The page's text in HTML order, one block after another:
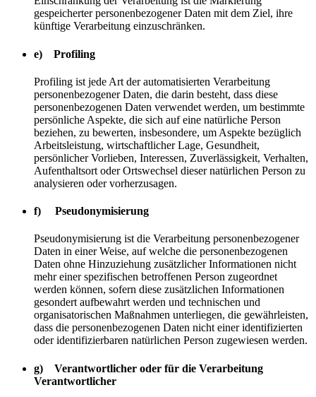
gespeicherter personenbezogener Daten mit dem Ziel, ihre
künftige Verarbeitung einzuschränken.
e) Profiling
Profiling ist jede Art der automatisierten Verarbeitung
personenbezogener Daten, die darin besteht, dass diese
personenbezogenen Daten verwendet werden, um bestimmte
persönliche Aspekte, die sich auf eine natürliche Person
beziehen, zu bewerten, insbesondere, um Aspekte bezüglich
Arbeitsleistung, wirtschaftlicher Lage, Gesundheit,
persönlicher Vorlieben, Interessen, Zuverlässigkeit, Verhalten,
Aufenthaltsort oder Ortswechsel dieser natürlichen Person zu
analysieren oder vorherzusagen.
f) Pseudonymisierung
Pseudonymisierung ist die Verarbeitung personenbezogener
Daten in einer Weise, auf welche die personenbezogenen
Daten ohne Hinzuziehung zusätzlicher Informationen nicht
mehr einer spezifischen betroffenen Person zugeordnet
werden können, sofern diese zusätzlichen Informationen
gesondert aufbewahrt werden und technischen und
organisatorischen Maßnahmen unterliegen, die gewährleisten,
dass die personenbezogenen Daten nicht einer identifizierten
oder identifizierbaren natürlichen Person zugewiesen werden.
g) Verantwortlicher oder für die Verarbeitung
Verantwortlicher